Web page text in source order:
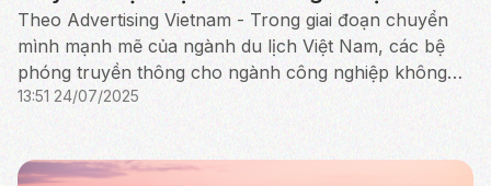
phương
Theo Advertising Vietnam - Trong giai đoạn chuyển
mình mạnh mẽ của ngành du lịch Việt Nam, các bệ
phóng truyền thông cho ngành công nghiệp không
khói này ngày càng được chú ý và phát triển.
13:51 24/07/2025